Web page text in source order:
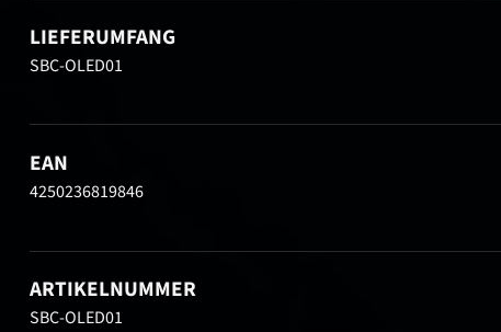
LIEFERUMFANG
SBC-OLED01
EAN
4250236819846
ARTIKELNUMMER
SBC-OLED01